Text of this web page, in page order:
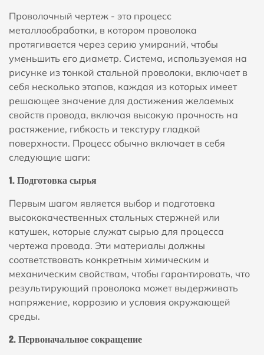
Проволочный чертеж - это процесс
металлообработки, в котором проволока
протягивается через серию умираний, чтобы
уменьшить его диаметр. Система, используемая на
рисунке из тонкой стальной проволоки, включает в
себя несколько этапов, каждая из которых имеет
решающее значение для достижения желаемых
свойств провода, включая высокую прочность на
растяжение, гибкость и текстуру гладкой
поверхности. Процесс обычно включает в себя
следующие шаги:
1. Подготовка сырья
Первым шагом является выбор и подготовка
высококачественных стальных стержней или
катушек, которые служат сырью для процесса
чертежа провода. Эти материалы должны
соответствовать конкретным химическим и
механическим свойствам, чтобы гарантировать, что
результирующий проволока может выдерживать
напряжение, коррозию и условия окружающей
среды.
2. Первоначальное сокращение